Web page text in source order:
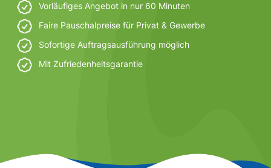
Vorläufiges Angebot in nur 60 Minuten
Faire Pauschalpreise für Privat & Gewerbe
Sofortige Auftragsausführung möglich
Mit Zufriedenheitsgarantie